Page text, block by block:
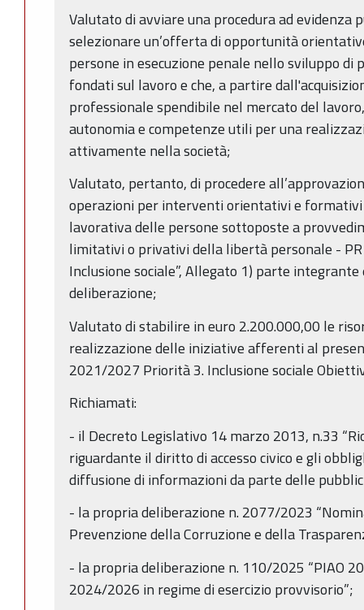
Valutato di avviare una procedura ad evidenza
selezionare un’offerta di opportunità
persone in esecuzione penale nello sviluppo
fondati sul lavoro e che, a partire
professionale spendibile nel mercato del
autonomia e competenze utili per una
attivamente nella società;
Valutato, pertanto, di procedere
operazioni per interventi orientativi e
lavorativa delle persone sottoposte a
limitativi o privativi della libertà personale -
Inclusione sociale”, Allegato 1) parte
deliberazione;
Valutato di stabilire in euro 2.200.000,00 le
realizzazione delle iniziative afferenti al
2021/2027 Priorità 3. Inclusione sociale
Richiamati:
- il Decreto Legislativo 14 marzo 2013, n.33
riguardante il diritto di accesso civico e gli
diffusione di informazioni da parte delle
- la propria deliberazione n. 2077/2023
Prevenzione della Corruzione e della
- la propria deliberazione n. 110/2025 “PIAO
2024/2026 in regime di esercizio provvisorio”;